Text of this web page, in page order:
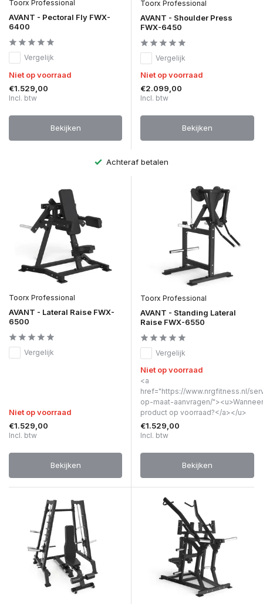
Toorx Professional
AVANT - Pectoral Fly FWX-
6400
Vergelijk
Niet op voorraad
€1.529,00
Incl. btw
Bekijken
Toorx Professional
AVANT - Shoulder Press
FWX-6450
Vergelijk
Niet op voorraad
€2.099,00
Incl. btw
Bekijken
Achteraf betalen
Toorx Professional
AVANT - Lateral Raise FWX-
6500
Vergelijk
Niet op voorraad
€1.529,00
Incl. btw
Bekijken
Toorx Professional
AVANT - Standing Lateral
Raise FWX-6550
Vergelijk
Niet op voorraad
<a
href="https://www.nrgfitness.nl/
op-maat-aanvragen/
product op voorraad?</a></u>
€1.529,00
Incl. btw
Bekijken